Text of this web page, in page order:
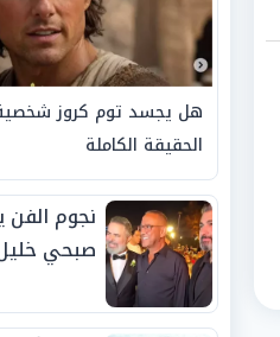
هل يجسد توم كروز
الحقيقة الكاملة
نجوم
صبحي